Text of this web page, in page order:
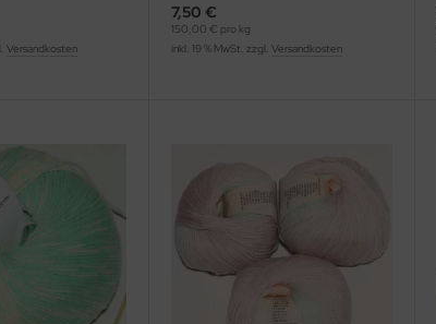
Versandkosten
7,50 €
150,00 € pro kg
inkl. 19 % MwSt. zzgl.Versandkosten